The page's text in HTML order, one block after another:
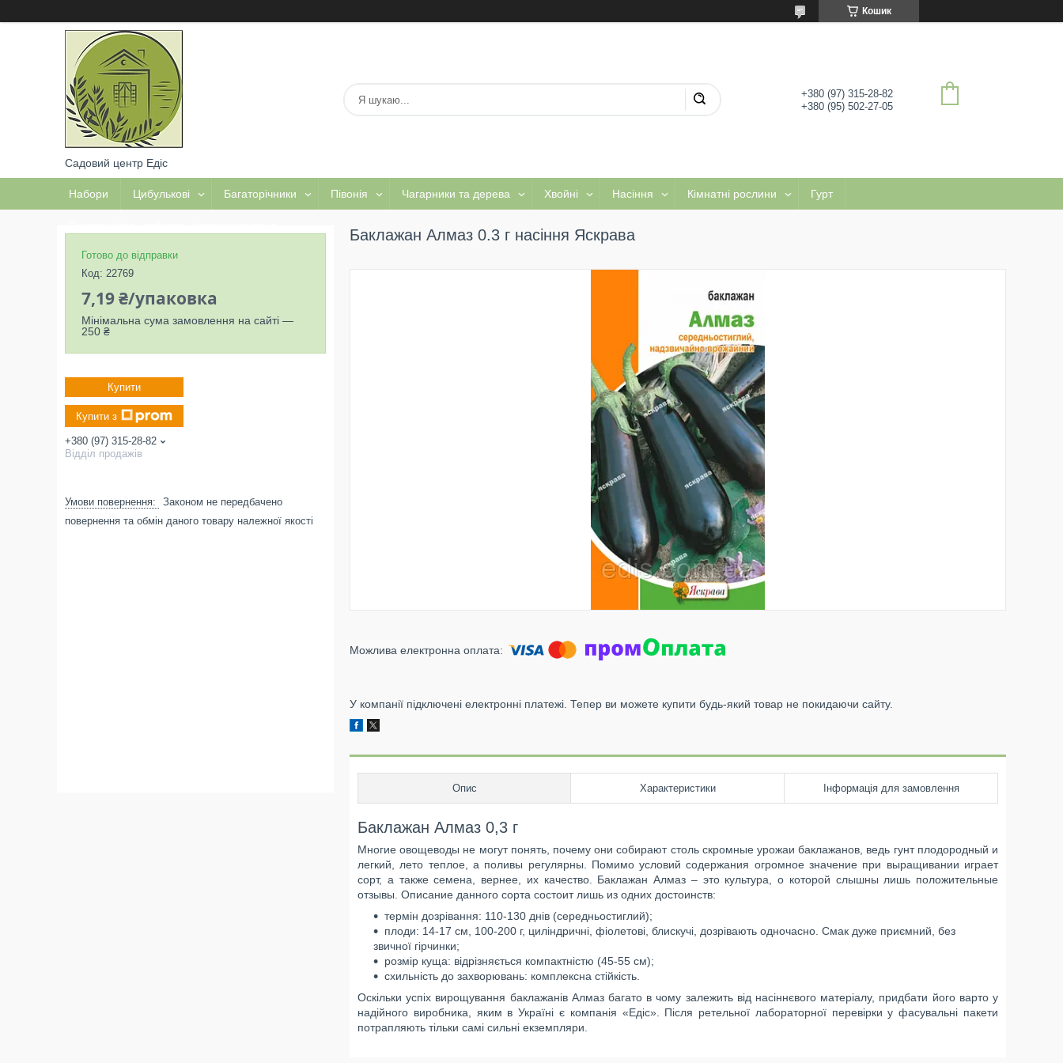
Кошик
Садовий центр Едіс
+380 (97) 315-28-82
+380 (95) 502-27-05
Набори Цибулькові Багаторічники Півонія Чагарники та дерева Хвойні Насіння Кімнатні рослини Гурт
Баклажан Алмаз 0.3 г насіння Яскрава
У компанії підключені електронні платежі. Тепер ви можете купити будь-який товар не покидаючи сайту.
Опис Характеристики Інформація для замовлення
Баклажан Алмаз 0,3 г
Многие овощеводы не могут понять, почему они собирают столь скромные урожаи баклажанов, ведь гунт плодородный и
легкий, лето теплое, а поливы регулярны. Помимо условий содержания огромное значение при выращивании играет
сорт, а также семена, вернее, их качество. Баклажан Алмаз – это культура, о которой слышны лишь положительные
отзывы. Описание данного сорта состоит лишь из одних достоинств:
термін дозрівання: 110-130 днів (середньостиглий);
плоди: 14-17 см, 100-200 г, циліндричні, фіолетові, блискучі, дозрівають одночасно. Смак дуже приємний, без
звичної гірчинки;
розмір куща: відрізняється компактністю (45-55 см);
схильність до захворювань: комплексна стійкість.
Оскільки успіх вирощування баклажанів Алмаз багато в чому залежить від насіннєвого матеріалу, придбати його варто у
надійного виробника, яким в Україні є компанія «Едіс». Після ретельної лабораторної перевірки у фасувальні пакети
потрапляють тільки самі сильні екземпляри.
Готово до відправки
Код: 22769
7,19 ₴/упаковка
Мінімальна сума замовлення на сайті —
250 ₴
Купити
Купити з
+380 (97) 315-28-82
Відділ продажів
Законом не передбачено
повернення та обмін даного товару належної якості